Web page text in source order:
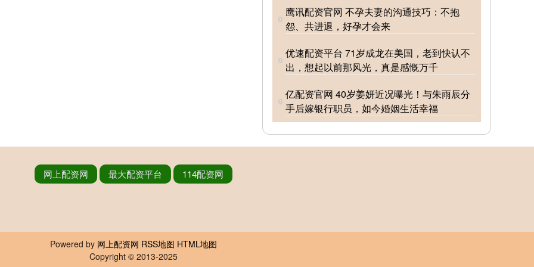
鹰讯配资官网 不孕夫妻的沟通技巧：不抱
怨、共进退，好孕才会来
优速配资平台 71岁成龙在美国，老到快认不
出，想起以前那风光，真是感慨万千
亿配资官网 40岁姜妍近况曝光！与朱雨辰分
手后嫁银行职员，如今婚姻生活幸福
网上配资网 最大配资平台 114配资网
Powered by 网上配资网 RSS地图 HTML地图
Copyright © 2013-2025